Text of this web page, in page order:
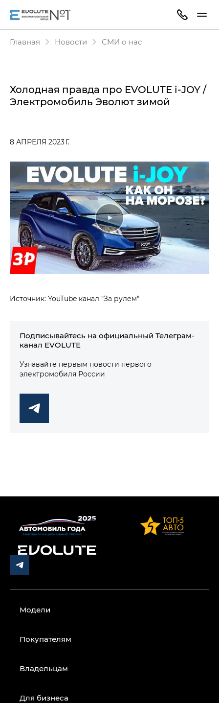
Главная Новости СМИ о нас
Холодная правда про EVOLUTE i‑JOY /
Электромобиль Эволют зимой
8 АПРЕЛЯ 2023 Г.
Источник: YouTube канал "За рулем"
Подписывайтесь на официальный Телеграм-
канал EVOLUTE
Узнавайте первым новости первого
электромобиля России
Модели
Покупателям
Владельцам
Для бизнеса